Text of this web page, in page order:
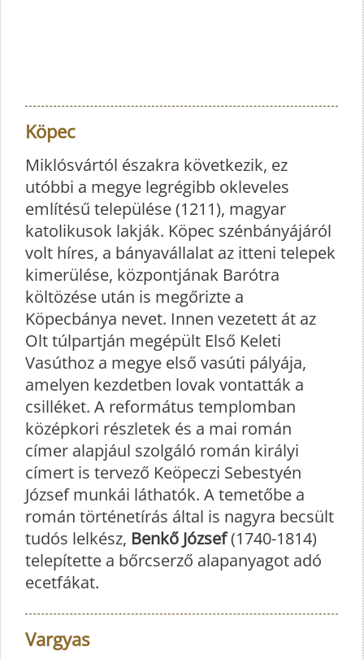
Köpec
Miklósvártól északra következik, ez
utóbbi a megye legrégibb okleveles
említésű települése (1211), magyar
katolikusok lakják. Köpec szénbányájáról
volt híres, a bányavállalat az itteni telepek
kimerülése, központjának Barótra
költözése után is megőrizte a
Köpecbánya nevet. Innen vezetett át az
Olt túlpartján megépült Első Keleti
Vasúthoz a megye első vasúti pályája,
amelyen kezdetben lovak vontatták a
csilléket. A református templomban
középkori részletek és a mai román
címer alapjául szolgáló román királyi
címert is tervező Keöpeczi Sebestyén
József munkái láthatók. A temetőbe a
román történetírás által is nagyra becsült
tudós lelkész, Benkő József(1740-1814)
telepítette a bőrcserző alapanyagot adó
ecetfákat.
Vargyas